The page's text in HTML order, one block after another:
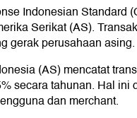
Indonesian Standard
Serikat (AS).
gerak perusahaan asing.
(AS) mencatat
secara tahunan. Hal ini
dan merchant.